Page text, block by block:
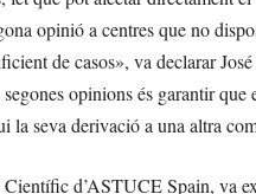
opinió a centres que no
de casos», va declarar
opinions és garantir que
seva derivació a una altra
d’ASTUCE Spain, va